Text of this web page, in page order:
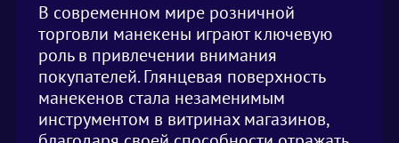
В современном мире розничной
торговли манекены играют ключевую
роль в привлечении внимания
покупателей. Глянцевая поверхность
манекенов стала незаменимым
инструментом в витринах магазинов,